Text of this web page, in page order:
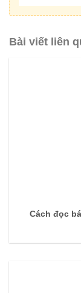
Bài viết liên
Cách đọc